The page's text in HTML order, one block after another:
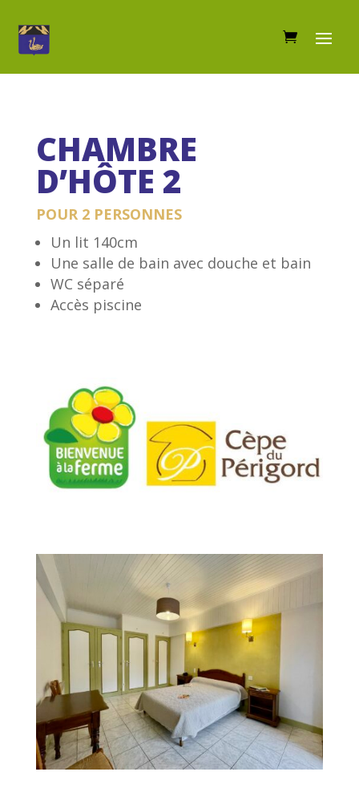
CHAMBRE
D’HÔTE 2
POUR 2 PERSONNES
Un lit 140cm
Une salle de bain avec douche et bain
WC séparé
Accès piscine